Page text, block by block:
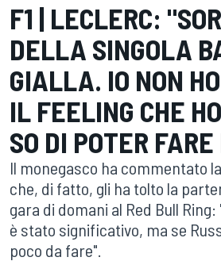
F1 | LECLERC:
DELLA SINGOLA
GIALLA. IO NON
IL FEELING CHE
SO DI POTER
Il monegasco ha commentato
che, di fatto, gli ha tolto la
gara di domani al Red Bull
è stato significativo, ma se
poco da fare".